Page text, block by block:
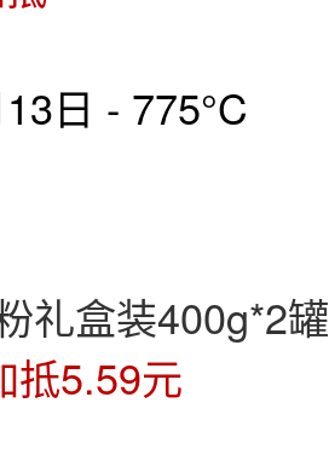
日 - 775°C
礼盒装400g*2罐
抵5.59元